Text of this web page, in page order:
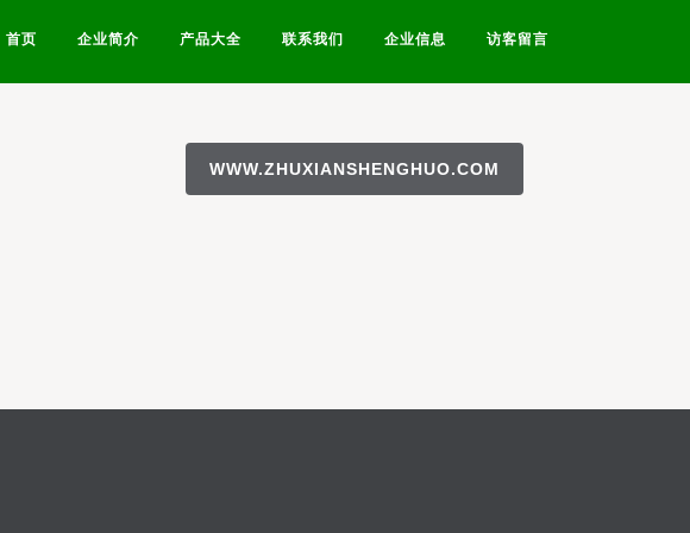
首页 企业简介 产品大全 联系我们 企业信息 访客留言
WWW.ZHUXIANSHENGHUO.COM